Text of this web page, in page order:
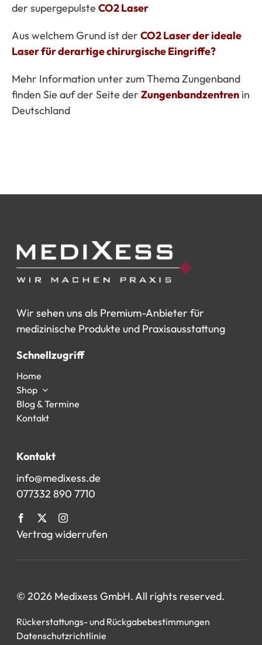
der supergepulste CO2 Laser
Aus welchem Grund ist der CO2 Laser der ideale
Laser für derartige chirurgische Eingriffe?
Mehr Information unter zum Thema Zungenband
finden Sie auf der Seite der Zungenbandzentrenin
Deutschland
Wir sehen uns als Premium-Anbieter für
medizinische Produkte und Praxisausstattung
Schnellzugriff
Home
Shop
Blog & Termine
Kontakt
Kontakt
info@medixess.de
077332 890 7710
Vertrag widerrufen
© 2026 Medixess GmbH. All rights reserved.
Rückerstattungs- und Rückgabebestimmungen
Datenschutzrichtlinie